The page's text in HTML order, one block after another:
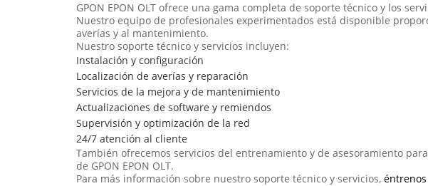
GPON EPON OLT ofrece una gama completa de soporte técnico y los
Nuestro equipo de profesionales experimentados está disponible
averías y al mantenimiento.
Nuestro soporte técnico y servicios incluyen:
Instalación y configuración
Localización de averías y reparación
Servicios de la mejora y de mantenimiento
Actualizaciones de software y remiendos
Supervisión y optimización de la red
24/7 atención al cliente
También ofrecemos servicios del entrenamiento y de asesoramiento
de GPON EPON OLT.
Para más información sobre nuestro soporte técnico y servicios,